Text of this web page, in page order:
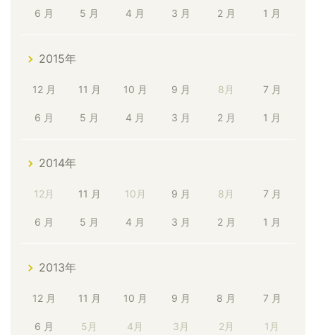
6 月 5 月 4 月 3 月 2 月 1 月
2015年
12 月 11 月 10 月 9 月 8月 7 月
6 月 5 月 4 月 3 月 2 月 1 月
2014年
12月 11 月 10月 9 月 8月 7 月
6 月 5 月 4 月 3 月 2 月 1 月
2013年
12 月 11 月 10 月 9 月 8 月 7 月
6 月 5月 4月 3月 2月 1月